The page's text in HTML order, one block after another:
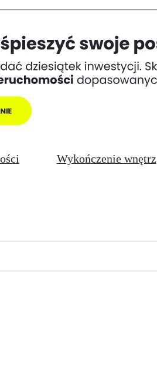
Wykończenie wnętrz